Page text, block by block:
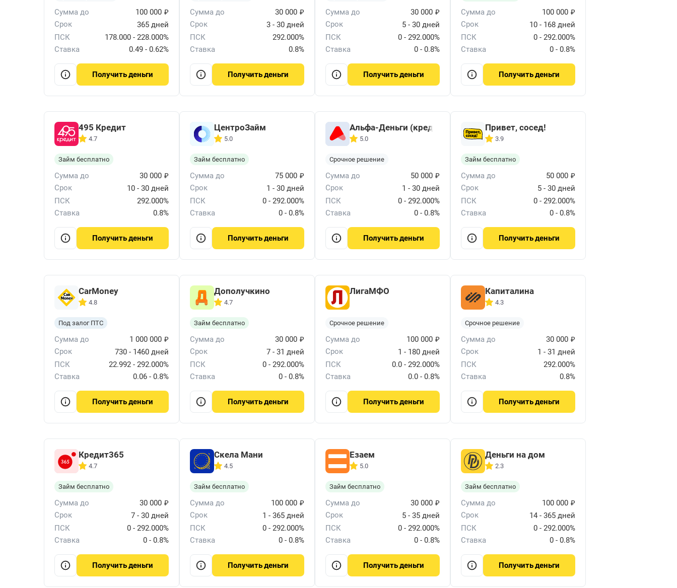
Сумма до 100 000 ₽
Срок
365 дней
ПСК
178.000 - 228.000%
Ставка
0.49 - 0.62%
Получитьденьги
Сумма до 30 000 ₽
Срок
3 - 30 дней
ПСК
292.000%
Ставка
0.8%
Получитьденьги
Сумма до 30 000 ₽
Срок
5 - 30 дней
ПСК
0 - 292.000%
Ставка
0 - 0.8%
Получитьденьги
Сумма до 100 000 ₽
Срок
10 - 168 дней
ПСК
0 - 292.000%
Ставка
0 - 0.8%
Получитьденьги
495 Кредит
4.7
Займ бесплатно
Сумма до 30 000 ₽
Срок
10 - 30 дней
ПСК
292.000%
Ставка
0.8%
Получитьденьги
ЦентроЗайм
5.0
Займ бесплатно
Сумма до 75 000 ₽
Срок
1 - 30 дней
ПСК
0 - 292.000%
Ставка
0 - 0.8%
Получитьденьги
Альфа-Деньги (кред. лимит)
5.0
Срочное решение
Сумма до 50 000 ₽
Срок
1 - 30 дней
ПСК
0 - 292.000%
Ставка
0 - 0.8%
Получитьденьги
Привет, сосед!
3.9
Займ бесплатно
Сумма до 50 000 ₽
Срок
5 - 30 дней
ПСК
0 - 292.000%
Ставка
0 - 0.8%
Получитьденьги
CarMoney
4.8
Под залог ПТС
Сумма до 1 000 000 ₽
Срок
730 - 1460 дней
ПСК
22.992 - 292.000%
Ставка
0.06 - 0.8%
Получитьденьги
Дополучкино
4.7
Займ бесплатно
Сумма до 30 000 ₽
Срок
7 - 31 дней
ПСК
0 - 292.000%
Ставка
0 - 0.8%
Получитьденьги
ЛигаМФО
Срочное решение
Сумма до 100 000 ₽
Срок
1 - 180 дней
ПСК
0.0 - 292.000%
Ставка
0.0 - 0.8%
Получитьденьги
Капиталина
4.3
Срочное решение
Сумма до 30 000 ₽
Срок
1 - 31 дней
ПСК
292.000%
Ставка
0.8%
Получитьденьги
Кредит365
4.7
Займ бесплатно
Сумма до 30 000 ₽
Срок
7 - 30 дней
ПСК
0 - 292.000%
Ставка
0 - 0.8%
Получитьденьги
Скела Мани
4.5
Займ бесплатно
Сумма до 100 000 ₽
Срок
1 - 365 дней
ПСК
0 - 292.000%
Ставка
0 - 0.8%
Получитьденьги
Езаем
5.0
Займ бесплатно
Сумма до 30 000 ₽
Срок
5 - 35 дней
ПСК
0 - 292.000%
Ставка
0 - 0.8%
Получитьденьги
Деньги на дом
2.3
Займ бесплатно
Сумма до 100 000 ₽
Срок
14 - 365 дней
ПСК
0 - 292.000%
Ставка
0 - 0.8%
Получитьденьги